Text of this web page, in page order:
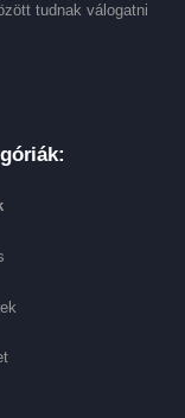
tudnak válogatni